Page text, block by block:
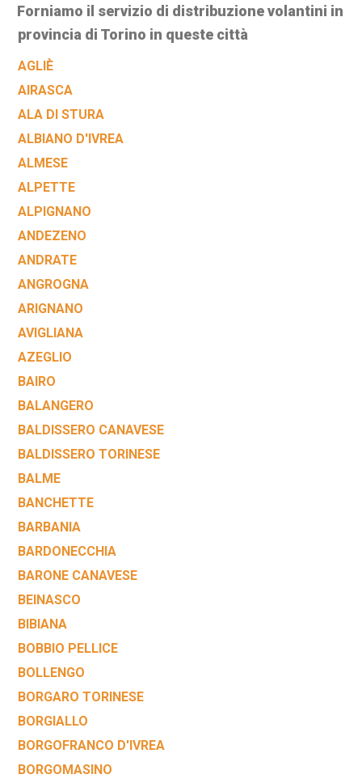
Forniamo il servizio di distribuzione volantini in
provincia di Torino in queste città
AGLIÈ
AIRASCA
ALA DI STURA
ALBIANO D'IVREA
ALMESE
ALPETTE
ALPIGNANO
ANDEZENO
ANDRATE
ANGROGNA
ARIGNANO
AVIGLIANA
AZEGLIO
BAIRO
BALANGERO
BALDISSERO CANAVESE
BALDISSERO TORINESE
BALME
BANCHETTE
BARBANIA
BARDONECCHIA
BARONE CANAVESE
BEINASCO
BIBIANA
BOBBIO PELLICE
BOLLENGO
BORGARO TORINESE
BORGIALLO
BORGOFRANCO D'IVREA
BORGOMASINO